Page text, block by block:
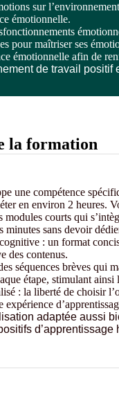
sur
émotionnelle.
pour maîtriser ses
émotionnelle afin de
de travail positif
la formation
une compétence
en environ 2 heures.
courts qui
minutes sans devoir
: un format
des contenus.
séquences brèves qui
étape, stimulant
: la liberté de choisir
adaptée aussi
d’apprentissage